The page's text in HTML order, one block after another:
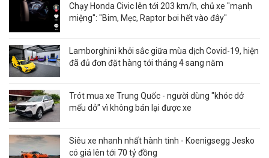
Chạy Honda Civic lên tới 203 km/h, chủ xe "mạnh
miệng": "Bim, Mẹc, Raptor bơi hết vào đây"
Lamborghini khởi sắc giữa mùa dịch Covid-19, hiện
đã đủ đơn đặt hàng tới tháng 4 sang năm
Trót mua xe Trung Quốc - người dùng "khóc dở
mếu dở" vì không bán lại được xe
Siêu xe nhanh nhất hành tinh - Koenigsegg Jesko
có giá lên tới 70 tỷ đồng